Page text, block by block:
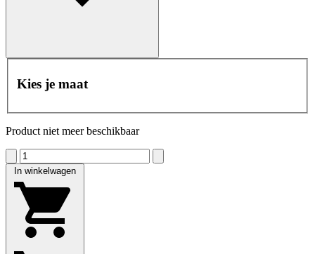
Kies je maat
Product niet meer beschikbaar
In winkelwagen